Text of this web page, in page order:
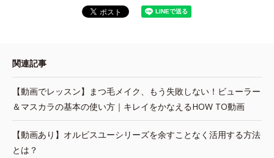
関連記事
【動画でレッスン】まつ毛メイク、もう失敗しない！ビューラー
＆マスカラの基本の使い方｜キレイをかなえるHOW TO動画
【動画あり】オルビスユーシリーズを余すことなく活用する方法
とは？